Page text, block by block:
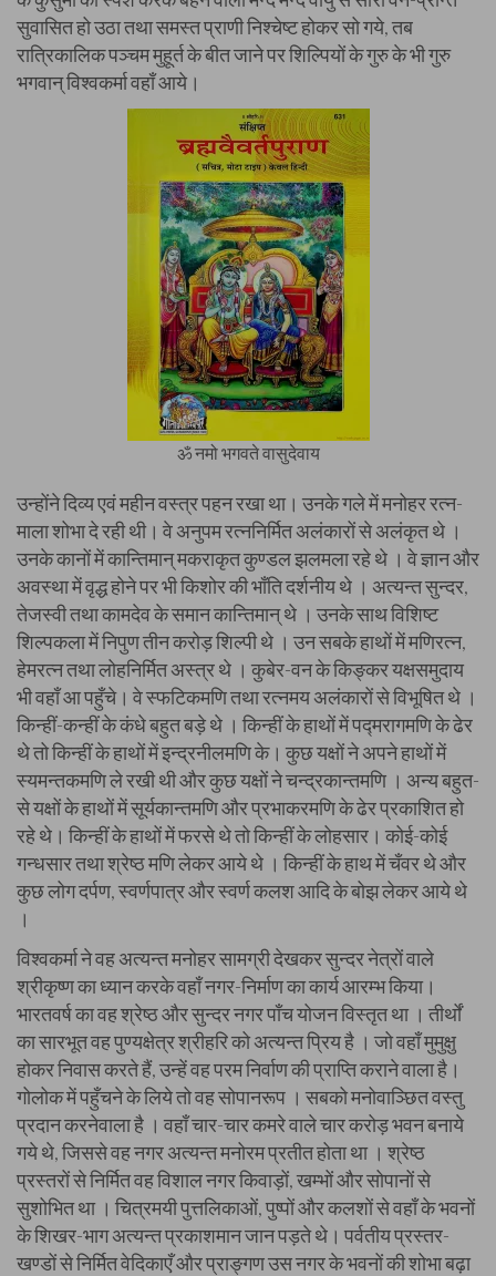
सुवासित हो उठा तथा समस्त प्राणी निश्चेष्ट होकर सो गये, तब
रात्रिकालिक पञ्चम मुहूर्त के बीत जाने पर शिल्पियों के गुरु के भी गुरु
भगवान् विश्वकर्मा वहाँ आये।
ॐ नमो भगवते वासुदेवाय
उन्होंने दिव्य एवं महीन वस्त्र पहन रखा था। उनके गले में मनोहर रत्न-
माला शोभा दे रही थी। वे अनुपम रत्ननिर्मित अलंकारों से अलंकृत थे ।
उनके कानों में कान्तिमान् मकराकृत कुण्डल झलमला रहे थे । वे ज्ञान और
अवस्था में वृद्ध होने पर भी किशोर की भाँति दर्शनीय थे । अत्यन्त सुन्दर,
तेजस्वी तथा कामदेव के समान कान्तिमान् थे । उनके साथ विशिष्ट
शिल्पकला में निपुण तीन करोड़ शिल्पी थे । उन सबके हाथों में मणिरत्न,
हेमरत्न तथा लोहनिर्मित अस्त्र थे । कुबेर-वन के किङ्कर यक्षसमुदाय
भी वहाँ आ पहुँचे। वे स्फटिकमणि तथा रत्नमय अलंकारों से विभूषित थे ।
किन्हीं-कन्हीं के कंधे बहुत बड़े थे । किन्हीं के हाथों में पद्मरागमणि के ढेर
थे तो किन्हीं के हाथों में इन्द्रनीलमणि के। कुछ यक्षों ने अपने हाथों में
स्यमन्तकमणि ले रखी थी और कुछ यक्षों ने चन्द्रकान्तमणि । अन्य बहुत-
से यक्षों के हाथों में सूर्यकान्तमणि और प्रभाकरमणि के ढेर प्रकाशित हो
रहे थे। किन्हीं के हाथों में फरसे थे तो किन्हीं के लोहसार। कोई-कोई
गन्धसार तथा श्रेष्ठ मणि लेकर आये थे । किन्हीं के हाथ में चँवर थे और
कुछ लोग दर्पण, स्वर्णपात्र और स्वर्ण कलश आदि के बोझ लेकर आये थे
।
विश्वकर्मा ने वह अत्यन्त मनोहर सामग्री देखकर सुन्दर नेत्रों वाले
श्रीकृष्ण का ध्यान करके वहाँ नगर-निर्माण का कार्य आरम्भ किया।
भारतवर्ष का वह श्रेष्ठ और सुन्दर नगर पाँच योजन विस्तृत था । तीर्थों
का सारभूत वह पुण्यक्षेत्र श्रीहरि को अत्यन्त प्रिय है । जो वहाँ मुमुक्षु
होकर निवास करते हैं, उन्हें वह परम निर्वाण की प्राप्ति कराने वाला है।
गोलोक में पहुँचने के लिये तो वह सोपानरूप । सबको मनोवाञ्छित वस्तु
प्रदान करनेवाला है । वहाँ चार-चार कमरे वाले चार करोड़ भवन बनाये
गये थे, जिससे वह नगर अत्यन्त मनोरम प्रतीत होता था । श्रेष्ठ
प्रस्तरों से निर्मित वह विशाल नगर किवाड़ों, खम्भों और सोपानों से
सुशोभित था । चित्रमयी पुत्तलिकाओं, पुष्पों और कलशों से वहाँ के भवनों
के शिखर-भाग अत्यन्त प्रकाशमान जान पड़ते थे। पर्वतीय प्रस्तर-
खण्डों से निर्मित वेदिकाएँ और प्राङ्गण उस नगर के भवनों की शोभा बढ़ा